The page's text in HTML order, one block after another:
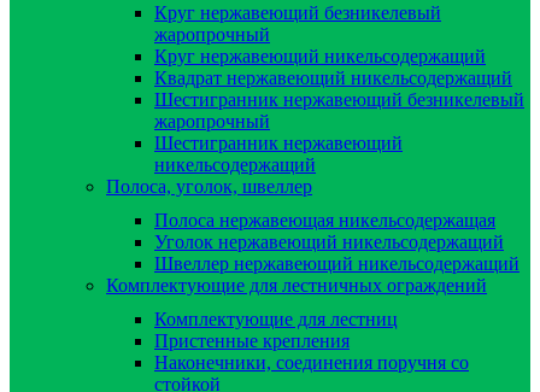
Круг нержавеющий безникелевый
жаропрочный
Круг нержавеющий никельсодержащий
Квадрат нержавеющий никельсодержащий
Шестигранник нержавеющий безникелевый
жаропрочный
Шестигранник нержавеющий
никельсодержащий
Полоса, уголок, швеллер
Полоса нержавеющая никельсодержащая
Уголок нержавеющий никельсодержащий
Швеллер нержавеющий никельсодержащий
Комплектующие для лестничных ограждений
Комплектующие для лестниц
Пристенные крепления
Наконечники, соединения поручня со
стойкой